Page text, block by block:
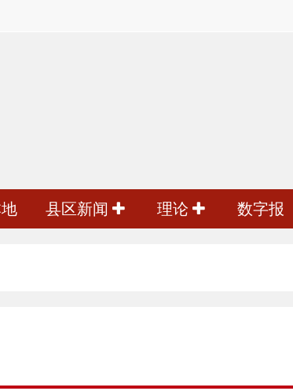
县区新闻 理论 数字报